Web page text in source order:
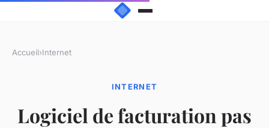
Accueil›Internet
INTERNET
Logiciel de facturation pas